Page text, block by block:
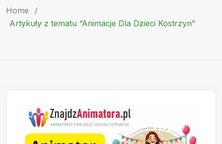
Home
/
Artykuły z tematu “Animacje Dla Dzieci Kostrzyn”